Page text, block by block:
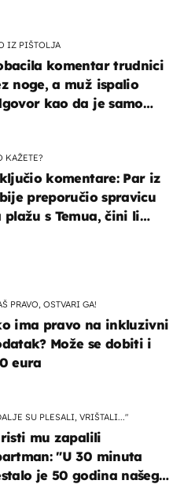
PRAVO, OSTVARI GA!
ima pravo na inkluzivni
Može se dobiti i
eura
SU PLESALI, VRIŠTALI..."
mu zapalili
"U 30 minuta
je 50 godina našeg
IZ PIŠTOLJA
komentar trudnici
noge, a muž ispalio
kao da je samo
KAŽETE?
komentare: Par iz
preporučio spravicu
plažu s Temua, čini li